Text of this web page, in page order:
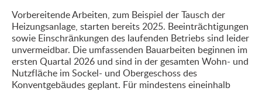
Vorbereitende Arbeiten, zum Beispiel der Tausch der
Heizungsanlage, starten bereits 2025. Beeinträchtigungen
sowie Einschränkungen des laufenden Betriebs sind leider
unvermeidbar. Die umfassenden Bauarbeiten beginnen im
ersten Quartal 2026 und sind in der gesamten Wohn- und
Nutzfläche im Sockel- und Obergeschoss des
Konventgebäudes geplant. Für mindestens eineinhalb